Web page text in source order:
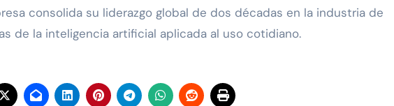
consolida su liderazgo global de dos décadas en la industria de
de la inteligencia artificial aplicada al uso cotidiano.